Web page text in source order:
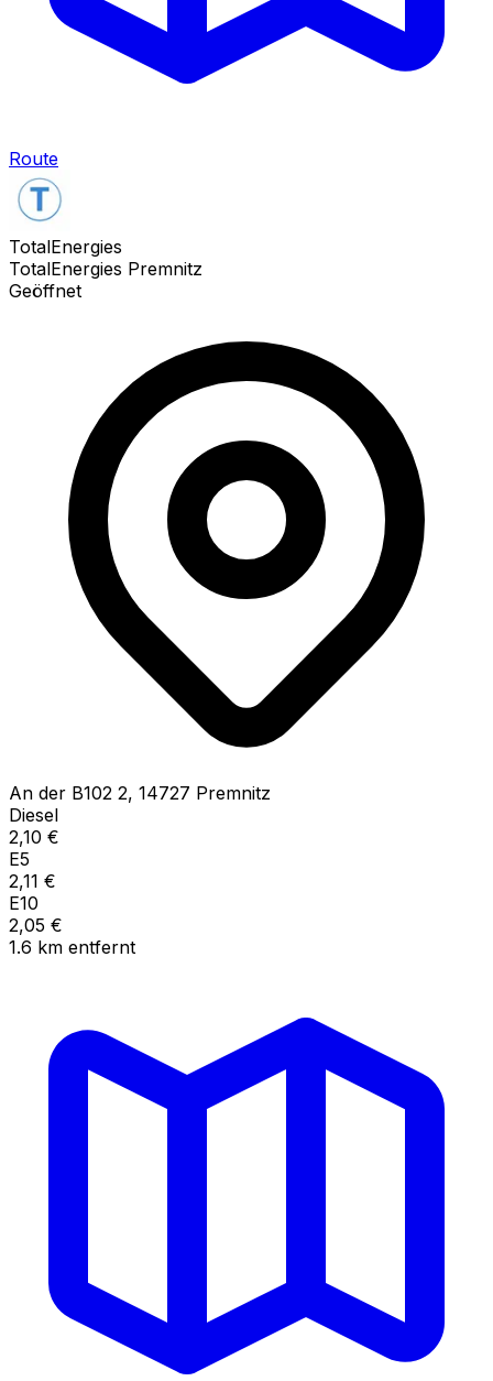
Route
TotalEnergies
TotalEnergies Premnitz
Geöffnet
An der B102 2, 14727 Premnitz
Diesel
2,10 €
E5
2,11 €
E10
2,05 €
1.6 km entfernt